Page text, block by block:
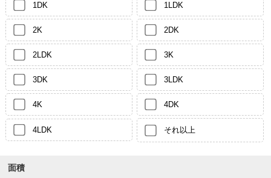
1DK 1LDK
2K 2DK
2LDK 3K
3DK 3LDK
4K 4DK
4LDK それ以上
面積